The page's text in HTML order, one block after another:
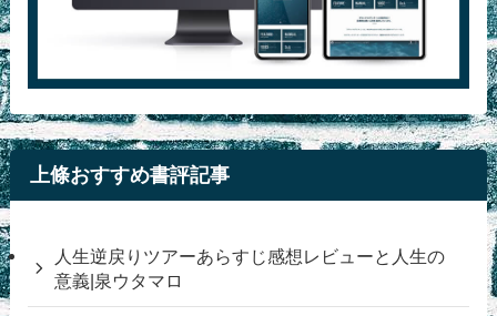
上條おすすめ書評記事
人生逆戻りツアーあらすじ感想レビューと人生の
意義|泉ウタマロ